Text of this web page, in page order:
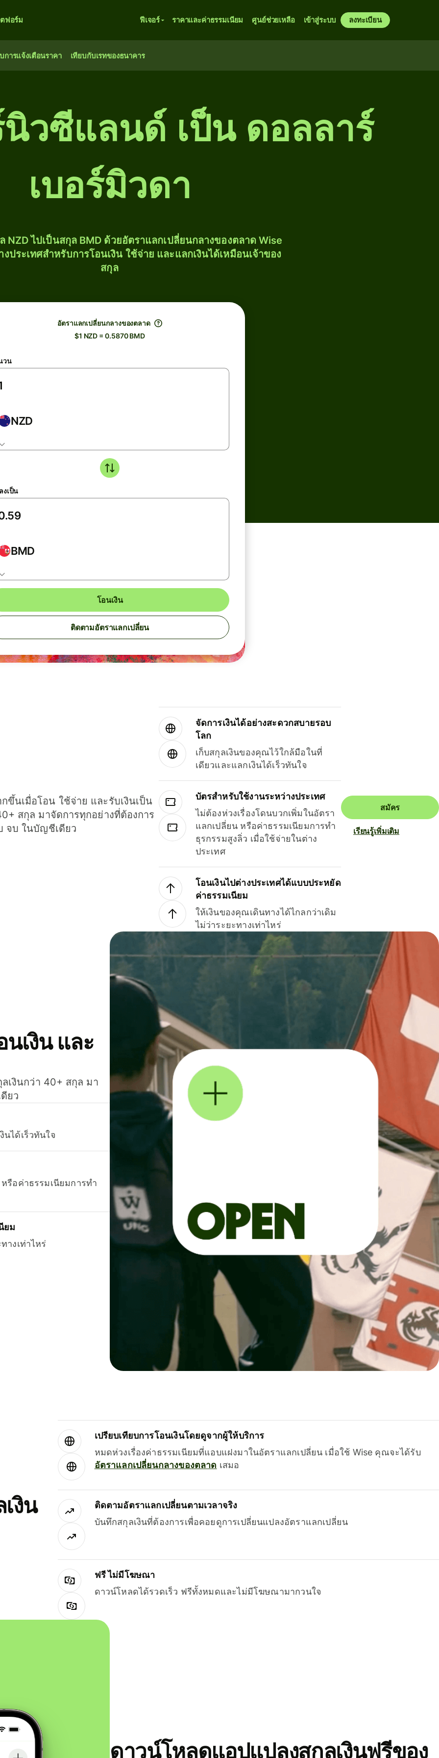
ฟอร์ม ฟีเจอร์ ราคาและค่าธรรมเนียม ศูนย์ช่วยเหลือ เข้าสู่ระบบ ลงทะเบียน
การแจ้งเตือนราคา เทียบกับเรทของธนาคาร
วซีแลนด์ เป็น ดอลลาร์
เบอร์มิวดา
NZD ไปเป็นสกุล BMD ด้วยอัตราแลกเปลี่ยนกลางของตลาด Wise
ประเทศสำหรับการโอนเงิน ใช้จ่าย และแลกเงินได้เหมือนเจ้าของ
สกุล
อัตราแลกเปลี่ยนกลางของตลาด
$1 NZD = 0.5870 BMD
วน
NZD
งเป็น
BMD
โอนเงิน
ติดตามอัตราแลกเปลี่ยน
ขึ้นเมื่อโอน ใช้จ่าย และรับเงินเป็น
สกุล มาจัดการทุกอย่างที่ต้องการ
จบ ในบัญชีเดียว
จัดการเงินได้อย่างสะดวกสบายรอบ
โลก
เก็บสกุลเงินของคุณไว้ใกล้มือในที่
เดียวและแลกเงินได้เร็วทันใจ
บัตรสำหรับใช้งานระหว่างประเทศ
ไม่ต้องห่วงเรื่องโดนบวกเพิ่มในอัตรา
แลกเปลี่ยน หรือค่าธรรมเนียมการทำ
ธุรกรรมสูงลิ่ว เมื่อใช้จ่ายในต่าง
ประเทศ
โอนเงินไปต่างประเทศได้แบบประหยัด
ค่าธรรมเนียม
ให้เงินของคุณเดินทางได้ไกลกว่าเดิม
ไม่ว่าระยะทางเท่าไหร่
สมัคร
เรียนรู้เพิ่มเติม
เงิน และ
เงินกว่า 40+ สกุล มา
ยว
นได้เร็วทันใจ
รือค่าธรรมเนียมการทำ
ยม
างเท่าไหร่
งิน
เปรียบเทียบการโอนเงินโดยดูจากผู้ให้บริการ
หมดห่วงเรื่องค่าธรรมเนียมที่แอบแฝงมาในอัตราแลกเปลี่ยน เมื่อใช้ Wise คุณจะได้รับ
อัตราแลกเปลี่ยนกลางของตลาด เสมอ
ติดตามอัตราแลกเปลี่ยนตามเวลาจริง
บันทึกสกุลเงินที่ต้องการเพื่อคอยดูการเปลี่ยนแปลงอัตราแลกเปลี่ยน
ฟรี ไม่มีโฆษณา
ดาวน์โหลดได้รวดเร็ว ฟรีทั้งหมดและไม่มีโฆษณามากวนใจ
ดาวน์โหลดแอปแปลงสกุลเงินฟรีของ